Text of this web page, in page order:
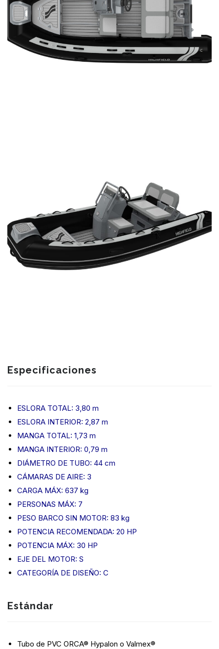
Especificaciones
ESLORA TOTAL: 3,80 m
ESLORA INTERIOR: 2,87 m
MANGA TOTAL: 1,73 m
MANGA INTERIOR: 0,79 m
DIÁMETRO DE TUBO: 44 cm
CÁMARAS DE AIRE: 3
CARGA MÁX: 637 kg
PERSONAS MÁX: 7
PESO BARCO SIN MOTOR: 83 kg
POTENCIA RECOMENDADA: 20 HP
POTENCIA MÁX: 30 HP
EJE DEL MOTOR: S
CATEGORÍA DE DISEÑO: C
Estándar
Tubo de PVC ORCA® Hypalon o Valmex®